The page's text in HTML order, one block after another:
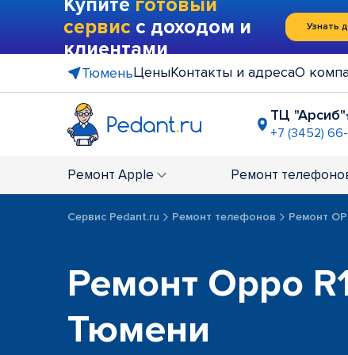
Купите готовый
сервис с доходом и
клиентами
Узнать
ТюменьЦеныКонтакты и адресаО
ТЦ "Арсиб"
+7 (3452)
+7 (345)
ост.
Закрыт по
Ремонт Apple Ремонт
Сервис Pedant.ru Ремонт телефонов Ремонт
Ремонт Oppo
Тюмени